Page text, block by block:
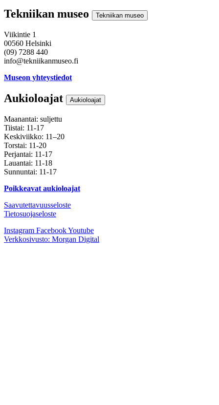
Tekniikan museo Tekniikan museo
Viikintie 1
00560 Helsinki
(09) 7288 440
info@tekniikanmuseo.fi
Museon yhteystiedot
Aukioloajat Aukioloajat
Maanantai: suljettu
Tiistai: 11-17
Keskiviikko: 11–20
Torstai: 11-20
Perjantai: 11-17
Lauantai: 11-18
Sunnuntai: 11-17
Poikkeavat aukioloajat
Saavutettavuusseloste
Tietosuojaseloste
Instagram FacebookYoutube
Verkkosivusto: Morgan Digital